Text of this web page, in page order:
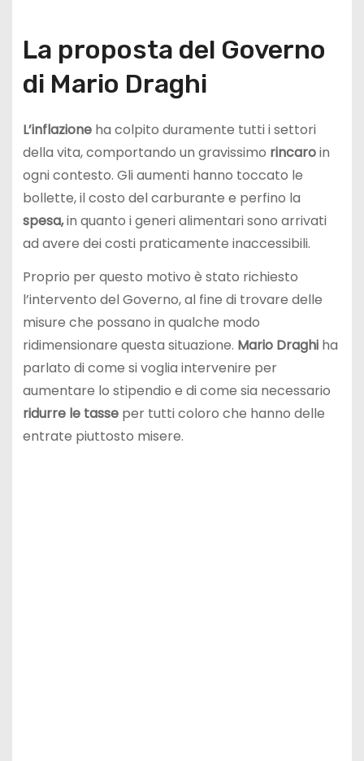
La proposta del Governo
di Mario Draghi
L’inflazioneha colpito duramente tutti i settori
della vita, comportando un gravissimo rincaroin
ogni contesto. Gli aumenti hanno toccato le
bollette, il costo del carburante e perfino la
spesa,in quanto i generi alimentari sono arrivati
ad avere dei costi praticamente inaccessibili.
Proprio per questo motivo è stato richiesto
l’intervento del Governo, al fine di trovare delle
misure che possano in qualche modo
ridimensionare questa situazione. Mario Draghiha
parlato di come si voglia intervenire per
aumentare lo stipendio e di come sia necessario
ridurre le tasseper tutti coloro che hanno delle
entrate piuttosto misere.